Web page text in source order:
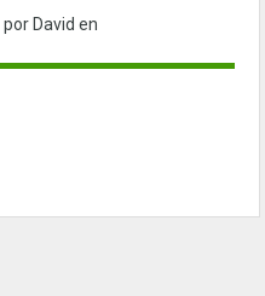
por David en